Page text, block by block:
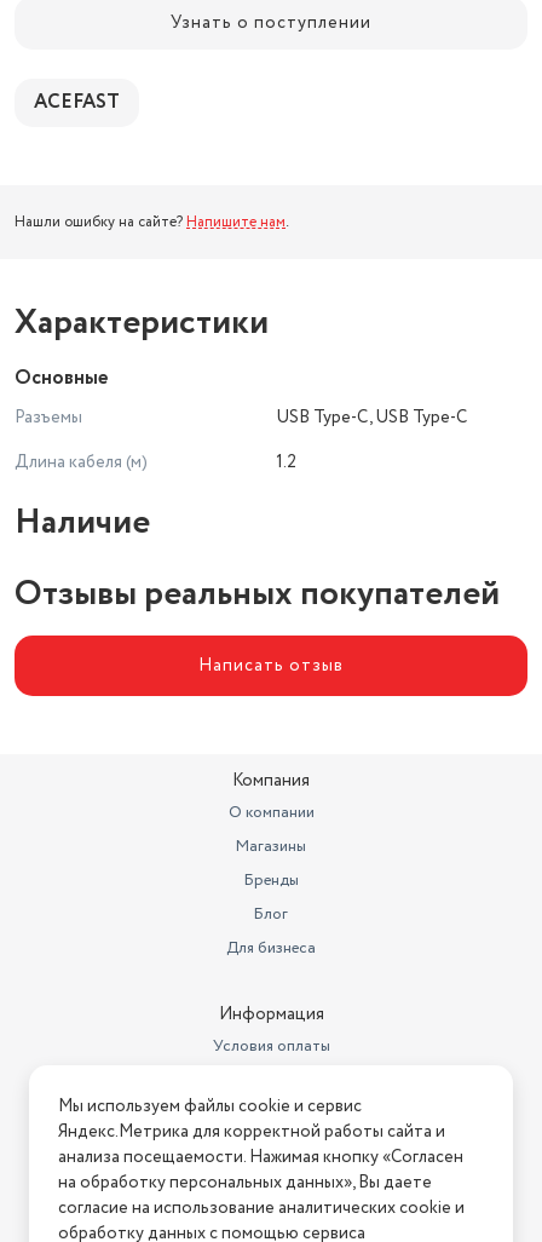
Узнать о поступлении
ACEFAST
Нашли ошибку на сайте? Напишите нам.
Характеристики
Основные
Разъемы
USB Type-C, USB Type-C
Длина кабеля (м)
1.2
Наличие
Отзывы реальных покупателей
Написать отзыв
Компания
О компании
Магазины
Бренды
Блог
Для бизнеса
Информация
Условия оплаты
Условия возврата
Нашли ошибку на сайте? Напишите нам
2026 © Интернет-магазин "АстМаркет". У нас есть всё!
Мы используем файлы cookie и сервис
Яндекс.Метрика для корректной работы сайта и
анализа посещаемости. Нажимая кнопку «Согласен
на обработку персональных данных», Вы даете
согласие на использование аналитических cookie и
обработку данных с помощью сервиса